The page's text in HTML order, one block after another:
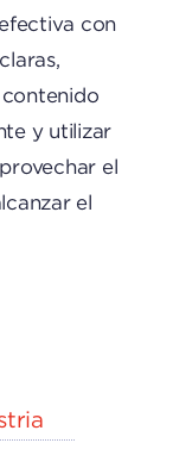
con
y utilizar
el
el